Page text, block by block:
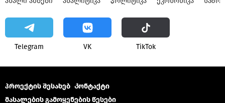
Telegram VK ТikТоk
პროექტის შესახებ Კონტაქტი
მასალების გამოყენების წესები